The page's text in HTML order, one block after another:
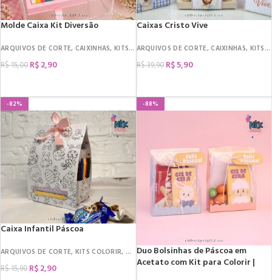
Molde Caixa Kit Diversão
ARQUIVOS DE CORTE, CAIXINHAS, KITS COLORIR ,MOLDES
R$15,00 R$2,90
Caixas Cristo Vive
ARQUIVOS DE CORTE,CAIXINHAS, KITS COLORIR
R$39,90 R$5,90
-82%
Caixa Infantil Páscoa
ARQUIVOS DE CORTE, KITS COLORIR, DATAS COMEMORATIVAS,PÁSCOA
R$15,90 R$2,90
-88%
Duo Bolsinhas de Páscoa em
Acetato com Kit para Colorir |